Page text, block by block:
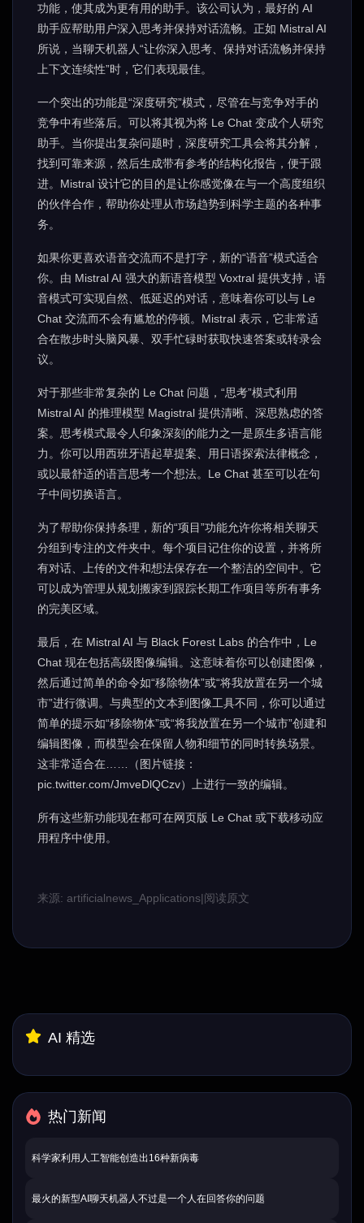
功能，使其成为更有用的助手。该公司认为，最好的 AI
助手应帮助用户深入思考并保持对话流畅。正如 Mistral AI
所说，当聊天机器人“让你深入思考、保持对话流畅并保持
上下文连续性”时，它们表现最佳。
一个突出的功能是“深度研究”模式，尽管在与竞争对手的
竞争中有些落后。可以将其视为将 Le Chat 变成个人研究
助手。当你提出复杂问题时，深度研究工具会将其分解，
找到可靠来源，然后生成带有参考的结构化报告，便于跟
进。Mistral 设计它的目的是让你感觉像在与一个高度组织
的伙伴合作，帮助你处理从市场趋势到科学主题的各种事
务。
如果你更喜欢语音交流而不是打字，新的“语音”模式适合
你。由 Mistral AI 强大的新语音模型 Voxtral 提供支持，语
音模式可实现自然、低延迟的对话，意味着你可以与 Le
Chat 交流而不会有尴尬的停顿。Mistral 表示，它非常适
合在散步时头脑风暴、双手忙碌时获取快速答案或转录会
议。
对于那些非常复杂的 Le Chat 问题，“思考”模式利用
Mistral AI 的推理模型 Magistral 提供清晰、深思熟虑的答
案。思考模式最令人印象深刻的能力之一是原生多语言能
力。你可以用西班牙语起草提案、用日语探索法律概念，
或以最舒适的语言思考一个想法。Le Chat 甚至可以在句
子中间切换语言。
为了帮助你保持条理，新的“项目”功能允许你将相关聊天
分组到专注的文件夹中。每个项目记住你的设置，并将所
有对话、上传的文件和想法保存在一个整洁的空间中。它
可以成为管理从规划搬家到跟踪长期工作项目等所有事务
的完美区域。
最后，在 Mistral AI 与 Black Forest Labs 的合作中，Le
Chat 现在包括高级图像编辑。这意味着你可以创建图像，
然后通过简单的命令如“移除物体”或“将我放置在另一个城
市”进行微调。与典型的文本到图像工具不同，你可以通过
简单的提示如“移除物体”或“将我放置在另一个城市”创建和
编辑图像，而模型会在保留人物和细节的同时转换场景。
这非常适合在……（图片链接：
pic.twitter.com/JmveDlQCzv）上进行一致的编辑。
所有这些新功能现在都可在网页版 Le Chat 或下载移动应
用程序中使用。
来源: artificialnews_Applications|阅读原文
AI 精选
热门新闻
科学家利用人工智能创造出16种新病毒
最火的新型AI聊天机器人不过是一个人在回答你的问题